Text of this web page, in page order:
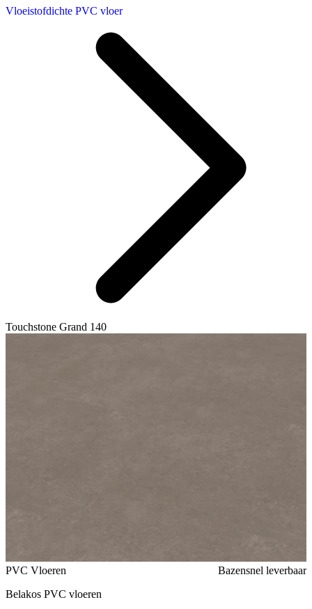
Vloeistofdichte PVC vloer
Touchstone Grand 140
Voeg toe of verwijder Touchstone Grand 140 uit je favorieten
PVC Vloeren
Bazensnel leverbaar
Belakos PVC vloeren